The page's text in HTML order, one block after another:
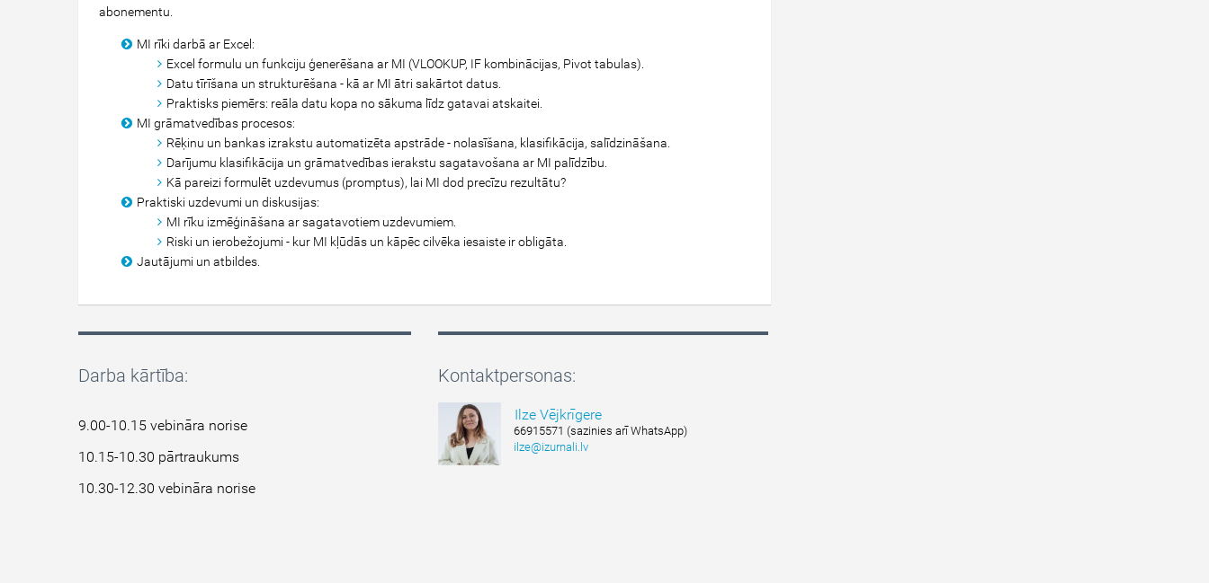
abonementu.
MI rīki darbā ar Excel:
Excel formulu un funkciju ģenerēšana ar MI (VLOOKUP, IF kombinācijas, Pivot tabulas).
Datu tīrīšana un strukturēšana - kā ar MI ātri sakārtot datus.
Praktisks piemērs: reāla datu kopa no sākuma līdz gatavai atskaitei.
MI grāmatvedības procesos:
Rēķinu un bankas izrakstu automatizēta apstrāde - nolasīšana, klasifikācija, salīdzināšana.
Darījumu klasifikācija un grāmatvedības ierakstu sagatavošana ar MI palīdzību.
Kā pareizi formulēt uzdevumus (promptus), lai MI dod precīzu rezultātu?
Praktiski uzdevumi un diskusijas:
MI rīku izmēģināšana ar sagatavotiem uzdevumiem.
Riski un ierobežojumi - kur MI kļūdās un kāpēc cilvēka iesaiste ir obligāta.
Jautājumi un atbildes.
Darba kārtība:
9.00-10.15 vebināra norise
10.15-10.30 pārtraukums
10.30-12.30 vebināra norise
Kontaktpersonas:
Ilze Vējkrīgere
66915571 (sazinies arī WhatsApp)
ilze@izurnali.lv